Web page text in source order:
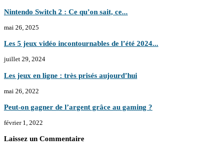
Nintendo Switch 2 : Ce qu’on sait, ce...
mai 26, 2025
Les 5 jeux vidéo incontournables de l’été 2024...
juillet 29, 2024
Les jeux en ligne : très prisés aujourd’hui
mai 26, 2022
Peut-on gagner de l’argent grâce au gaming ?
février 1, 2022
Laissez un Commentaire